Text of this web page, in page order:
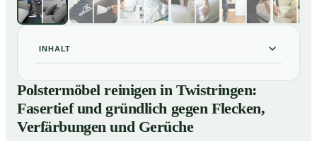
INHALT
Polstermöbel reinigen in Twistringen: Fasertief und
gründlich gegen Flecken, Verfärbungen und Gerüche
02So reinigen unsere Profis Polstermöbel in Twistringen
Polstermöbel reinigen in Twistringen:
Fasertief und gründlich gegen Flecken,
Verfärbungen und Gerüche